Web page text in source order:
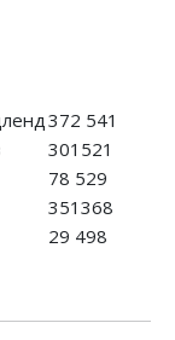
372 541
301521
78 529
351368
29 498